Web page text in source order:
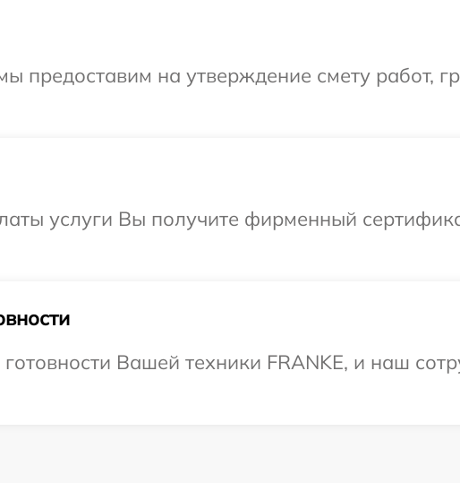
предоставим на утверждение смету работ,
услуги Вы получите фирменный
Вашей техники FRANKE, и наш